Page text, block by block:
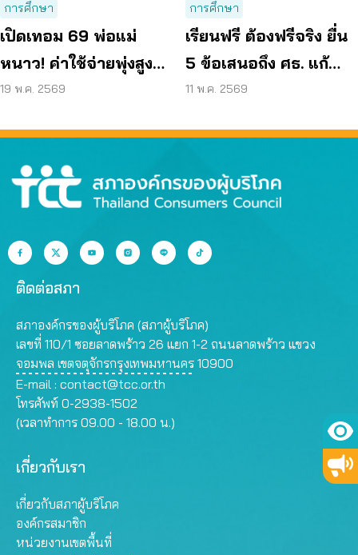
การศึกษา
เปิดเทอม 69 พ่อแม่
หนาว! ค่าใช้จ่ายพุ่งสูงสุด
รอบ 17 ปี “เรียนฟรีไม่มี
19 พ.ค. 2569
การศึกษา
เรียนฟรี ต้องฟรีจริง ยื่น
5 ข้อเสนอถึง ศธ. แก้
ปัญหาค่าใช้จ่ายแฝง
11 พ.ค. 2569
ติดต่อสภา
สภาองค์กรของผู้บริโภค (สภาผู้บริโภค)
เลขที่ 110/1 ซอยลาดพร้าว 26 แยก 1-2 ถนนลาดพร้าว แขวง
จอมพล เขตจตุจักรกรุงเทพมหานคร 10900
E-mail : contact@tcc.or.th
โทรศัพท์ 0-2938-1502
(เวลาทำการ 09.00 - 18.00 น.)
เกี่ยวกับเรา
เกี่ยวกับสภาผู้บริโภค
องค์กรสมาชิก
หน่วยงานเขตพื้นที่